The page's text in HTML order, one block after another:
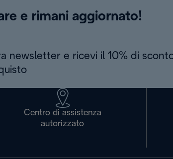
e rimani aggiornato!
newsletter e ricevi il 10% di
Centro di assistenza
autorizzato